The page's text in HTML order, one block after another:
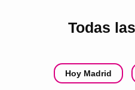
Todas
Hoy Madrid